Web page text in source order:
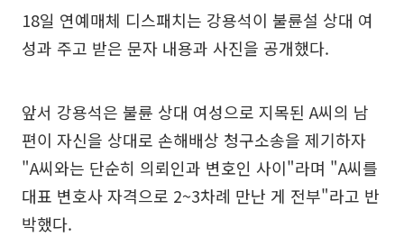
18일 연예매체 디스패치는 강용석이 불륜설 상대 여
성과 주고 받은 문자 내용과 사진을 공개했다.
앞서 강용석은 불륜 상대 여성으로 지목된 A씨의 남
편이 자신을 상대로 손해배상 청구소송을 제기하자
"A씨와는 단순히 의뢰인과 변호인 사이"라며 "A씨를
대표 변호사 자격으로 2~3차례 만난 게 전부"라고 반
박했다.